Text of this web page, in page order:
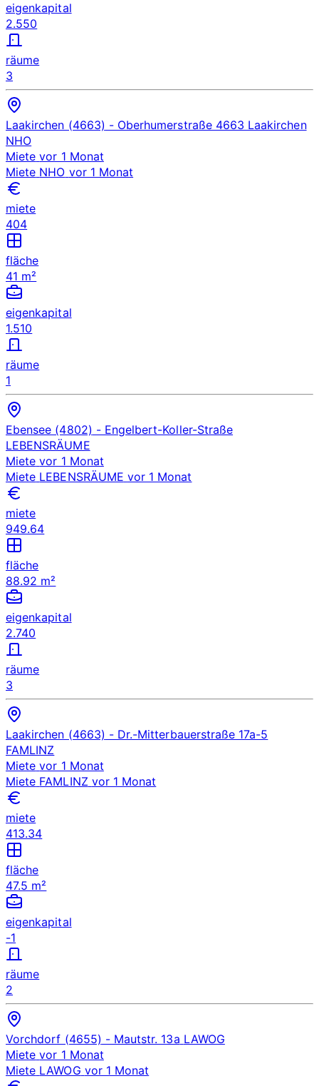
eigenkapital
2.550
räume
3
Laakirchen (4663) - Oberhumerstraße 4663 Laakirchen
NHO
Miete vor 1 Monat
Miete NHO vor 1 Monat
miete
404
fläche
41 m²
eigenkapital
1.510
räume
1
Ebensee (4802) - Engelbert-Koller-Straße
LEBENSRÄUME
Miete vor 1 Monat
Miete LEBENSRÄUME vor 1 Monat
miete
949.64
fläche
88.92 m²
eigenkapital
2.740
räume
3
Laakirchen (4663) - Dr.-Mitterbauerstraße 17a-5
FAMLINZ
Miete vor 1 Monat
Miete FAMLINZ vor 1 Monat
miete
413.34
fläche
47.5 m²
eigenkapital
-1
räume
2
Vorchdorf (4655) - Mautstr. 13a LAWOG
Miete vor 1 Monat
Miete LAWOG vor 1 Monat